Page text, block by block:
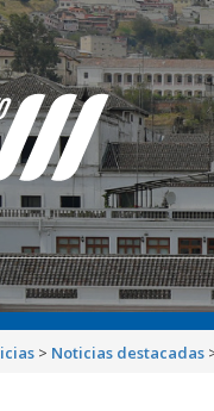
> Noticias destacadas